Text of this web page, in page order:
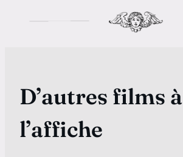
D’autres films à
l’affiche